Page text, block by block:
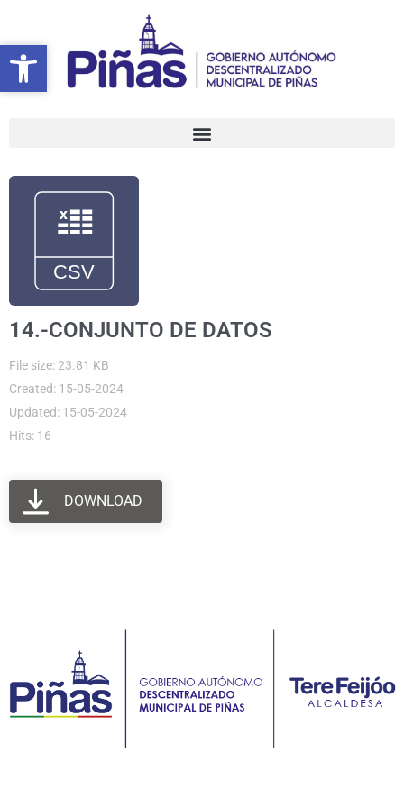
Abrir barra de herramientas
contenido
14.-CONJUNTO DE DATOS
File size: 23.81 KB
Created: 15-05-2024
Updated: 15-05-2024
Hits: 16
DOWNLOAD
Abrir barra de herramientas